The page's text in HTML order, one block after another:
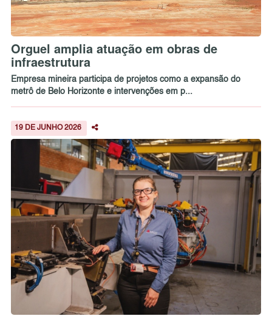
Orguel amplia atuação em obras de
infraestrutura
Empresa mineira participa de projetos como a expansão do
metrô de Belo Horizonte e intervenções em p...
19 DE JUNHO 2026